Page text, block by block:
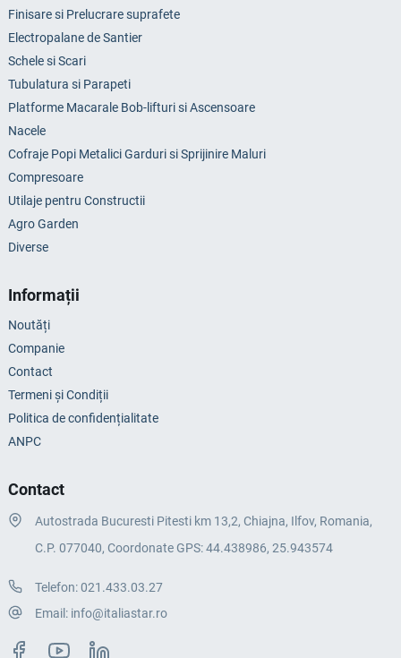
Finisare si Prelucrare suprafete
Electropalane de Santier
Schele si Scari
Tubulatura si Parapeti
Platforme Macarale Bob-lifturi si Ascensoare
Nacele
Cofraje Popi Metalici Garduri si Sprijinire Maluri
Compresoare
Utilaje pentru Constructii
Agro Garden
Diverse
Informații
Noutăți
Companie
Contact
Termeni și Condiții
Politica de confidențialitate
ANPC
Contact
Autostrada Bucuresti Pitesti km 13,2, Chiajna, Ilfov, Romania,
C.P. 077040, Coordonate GPS: 44.438986, 25.943574
Telefon:021.433.03.27
Email: info@italiastar.ro